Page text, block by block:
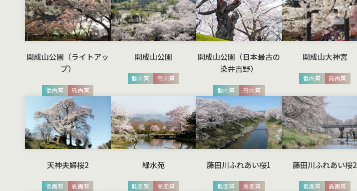
開成山公園（ライトアッ
プ）
低画質 高画質
開成山公園
低画質 高画質
開成山公園（日本最古の
染井吉野）
低画質 高画質
開成山大神宮
低画質 高画質
天神夫婦桜2
低画質 高画質
緑水苑
低画質 高画質
藤田川ふれあい桜1
低画質 高画質
藤田川ふれあい桜2
低画質 高画質